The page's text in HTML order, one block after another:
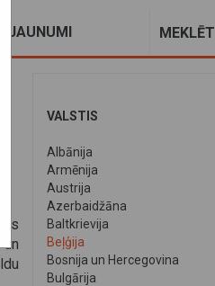
JAUNUMI MEKLĒT
VALSTIS
Albānija
Armēnija
Austrija
Azerbaidžāna
Baltkrievija
Beļģija
Bosnija un Hercegovina
Bulgārija